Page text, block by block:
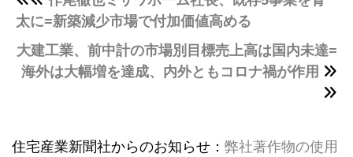
太に=新築減少市場で付加価値高める
大建工業、前中計の市場別目標売上高は国内未達=
海外は大幅増を達成、内外ともコロナ禍が作用
住宅産業新聞社からのお知らせ： 弊社著作物の使用